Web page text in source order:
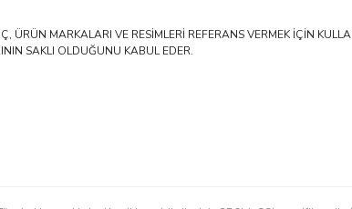
ÜRÜN MARKALARI VE RESİMLERİ REFERANS VERMEK İÇİN
SAKLI OLDUĞUNU KABUL EDER.